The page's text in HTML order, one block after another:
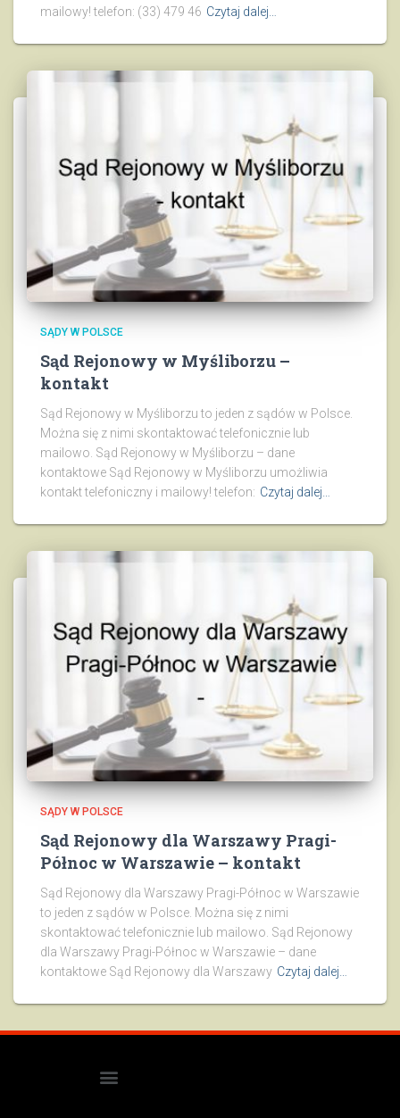
mailowy! telefon: (33) 479 46 Czytaj dalej…
SĄDY W POLSCE
Sąd Rejonowy w Myśliborzu –
kontakt
Sąd Rejonowy w Myśliborzu to jeden z sądów w Polsce.
Można się z nimi skontaktować telefonicznie lub
mailowo. Sąd Rejonowy w Myśliborzu – dane
kontaktowe Sąd Rejonowy w Myśliborzu umożliwia
kontakt telefoniczny i mailowy! telefon: Czytaj dalej…
SĄDY W POLSCE
Sąd Rejonowy dla Warszawy Pragi-
Północ w Warszawie – kontakt
Sąd Rejonowy dla Warszawy Pragi-Północ w Warszawie
to jeden z sądów w Polsce. Można się z nimi
skontaktować telefonicznie lub mailowo. Sąd Rejonowy
dla Warszawy Pragi-Północ w Warszawie – dane
kontaktowe Sąd Rejonowy dla Warszawy Czytaj dalej…